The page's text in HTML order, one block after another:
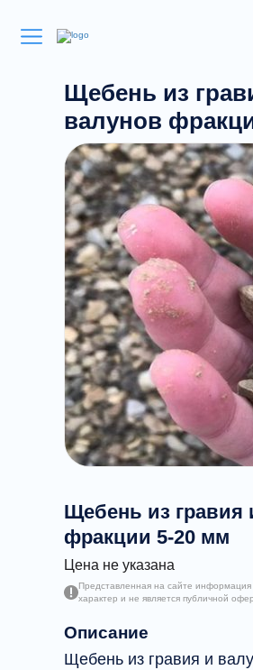
Щебень из
валунов
Щебень из гравия
фракции 5-20 мм
Цена не указана
Представленная на сайте
характер и не является публичной
Описание
Щебень из гравия и